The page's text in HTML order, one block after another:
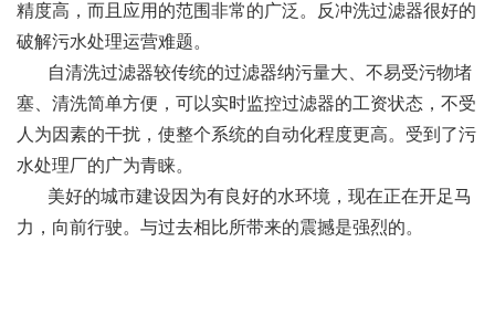
精度高，而且应用的范围非常的广泛。反冲洗过滤器很好的
破解污水处理运营难题。
自清洗过滤器较传统的过滤器纳污量大、不易受污物堵
塞、清洗简单方便，可以实时监控过滤器的工资状态，不受
人为因素的干扰，使整个系统的自动化程度更高。受到了污
水处理厂的广为青睐。
美好的城市建设因为有良好的水环境，现在正在开足马
力，向前行驶。与过去相比所带来的震撼是强烈的。